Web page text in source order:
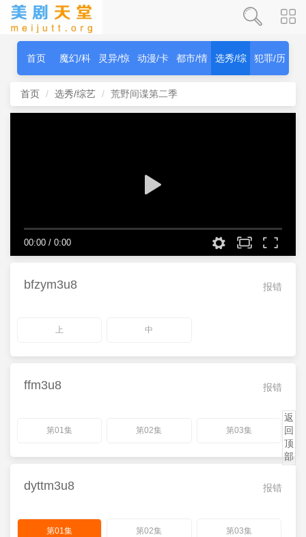
首页 魔幻/科
幻
灵异/惊
秫
动漫/卡
通
都市/情 选秀/综 犯罪/历
首页 选秀/综艺 荒野间谍第二季
00:00 / 0:00
报错
bfzym3u8
上 中
报错
ffm3u8
第01集 第02集 第03集
报错
dyttm3u8
第01集 第02集 第03集
返
回
顶
部